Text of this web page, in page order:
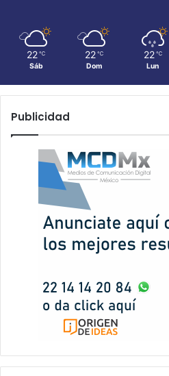
22 ℃
Sáb
22 ℃
Dom
22 ℃
Lun
Publicidad